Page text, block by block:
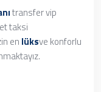
transfer vip
taksi
en lüksve konforlu